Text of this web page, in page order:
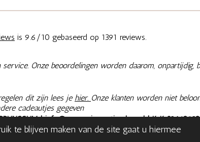
te blijven maken van de site gaat u hiermee
is 9.6/10 gebaseerd op 1391 reviews.
Onze beoordelingen worden daarom, onpartijdig,
dit zijn lees je hier. Onze klanten worden niet
cadeautjes gegeven
|info@memoriesaretimeless.nl| KvK
| Onze prijzen zijn inclusief 9% of 21% BTW, tenzij anders